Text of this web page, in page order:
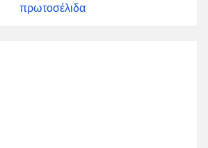
πρωτοσέλιδα